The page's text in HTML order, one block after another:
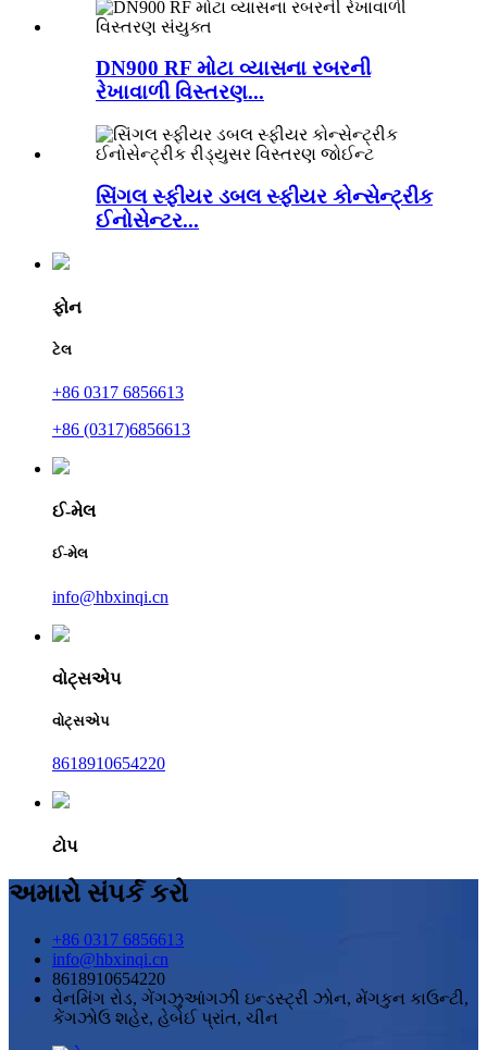
DN900 RF મોટા વ્યાસના રબરની
રેખાવાળી વિસ્તરણ...
સિંગલ સ્ફીયર ડબલ સ્ફીયર કોન્સેન્ટ્રીક
ઈનોસેન્ટર...
ફોન
ટેલ
+86 0317 6856613
+86 (0317)6856613
ઈ-મેલ
ઈ-મેલ
info@hbxinqi.cn
વોટ્સએપ
વોટ્સએપ
8618910654220
ટોપ
અમારો સંપર્ક કરો
+86 0317 6856613
info@hbxinqi.cn
8618910654220
વેનમિંગ રોડ, ગેંગઝુઆંગઝી ઇન્ડસ્ટ્રી ઝોન, મેંગકુન કાઉન્ટી,
કેંગઝોઉ શહેર, હેબેઈ પ્રાંત, ચીન